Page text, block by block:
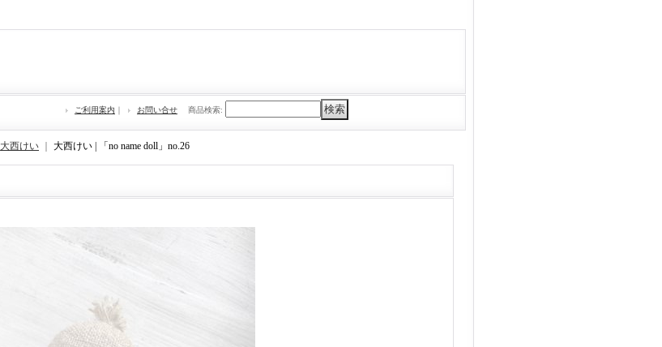
ご利用案内 ｜ お問い合せ 商品検索:
大西けい 大西けい | 「no name doll」no.26